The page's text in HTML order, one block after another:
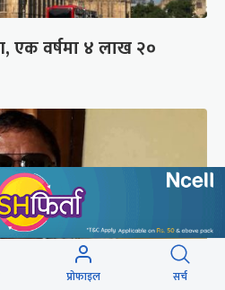
एक वर्षमा ४ लाख २०
प्रोफाइल सर्च